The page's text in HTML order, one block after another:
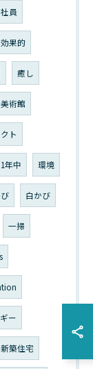
社員
効果的
癒し
美術館
ト
1年中 環境
白かび
一掃
ー
新築住宅